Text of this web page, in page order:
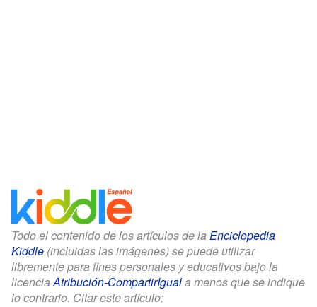
Todo el contenido de los artículos de la Enciclopedia
Kiddle (incluidas las imágenes) se puede utilizar
libremente para fines personales y educativos bajo la
licenciaAtribución-CompartirIguala menos que se indique
lo contrario. Citar este artículo: